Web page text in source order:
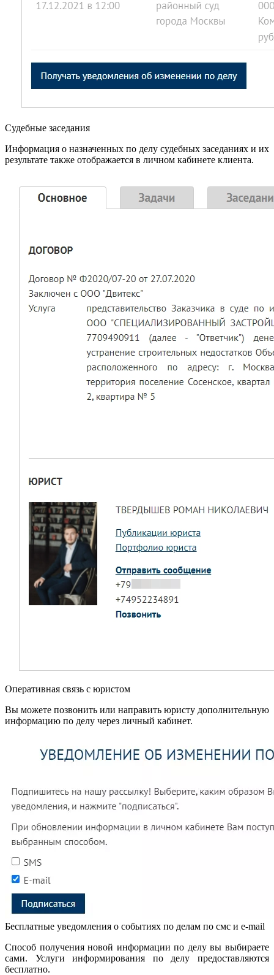
Судебные заседания
Информация о назначенных по делу судебных заседаниях и их
результате также отображается в личном кабинете клиента.
Оперативная связь с юристом
Вы можете позвонить или направить юристу дополнительную
информацию по делу через личный кабинет.
Бесплатные уведомления о событиях по делам по смс и e-mail
Способ получения новой информации по делу вы выбираете
сами. Услуги информирования по делу предоставляются
бесплатно.